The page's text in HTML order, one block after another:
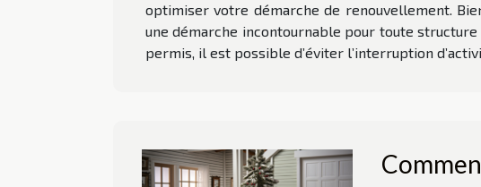
optimiser votre démarche de renouvellement.
une démarche incontournable pour toute
permis, il est possible d’éviter l’interruption